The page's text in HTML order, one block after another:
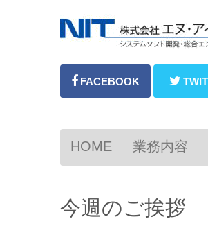
HOME 業務内容
今週のご挨拶